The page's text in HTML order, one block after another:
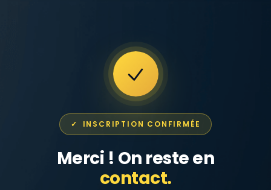
INSCRIPTION CONFIRMÉE
Merci ! On reste en
contact.